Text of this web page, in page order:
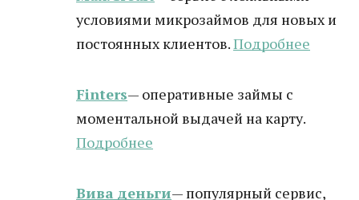
условиями микрозаймов для новых и
постоянных клиентов.Подробнее
Finters— оперативные займы с
моментальной выдачей на карту.
Подробнее
Вива деньги— популярный сервис,